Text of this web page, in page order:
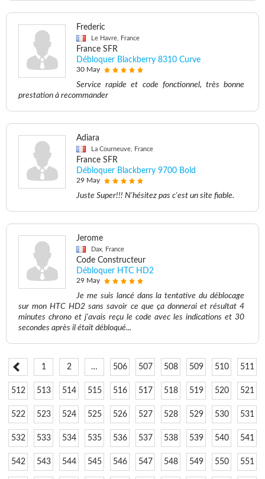
Frederic
Le Havre, France
France SFR
Débloquer Blackberry 8310 Curve
30 May
Service rapide et code fonctionnel, très bonne
prestation à recommander
Adiara
La Courneuve, France
France SFR
Débloquer Blackberry 9700 Bold
29 May
Juste Super!!! N'hésitez pas c'est un site fiable.
Jerome
Dax, France
Code Constructeur
Débloquer HTC HD2
29 May
Je me suis lancé dans la tentative du déblocage
sur mon HTC HD2 sans savoir ce que ça donnerai et résultat 4
minutes chrono et j'avais reçu le code avec les indications et 30
secondes après il était débloqué...
1 2 … 506 507 508 509 510 511
512 513 514 515 516 517 518 519 520 521
522 523 524 525 526 527 528 529 530 531
532 533 534 535 536 537 538 539 540 541
542 543 544 545 546 547 548 549 550 551